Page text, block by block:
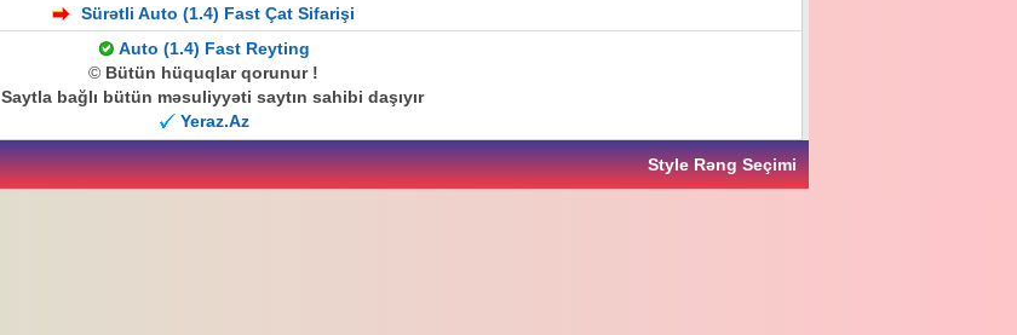
Sürətli Auto (1.4) Fast Çat Sifarişi
Auto (1.4) Fast Reyting
© Bütün hüquqlar qorunur !
Saytla bağlı bütün məsuliyyəti saytın sahibi daşıyır
Yeraz.Az
Style Rəng Seçimi